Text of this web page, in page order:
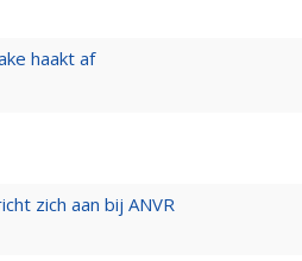
haakt af
zich aan bij ANVR